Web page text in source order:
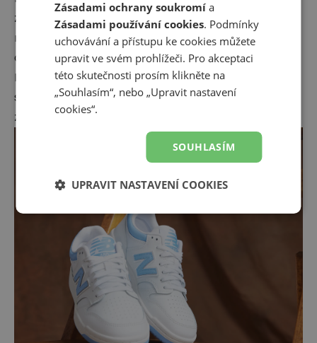
zaručíte svěží a příjemnou vůni a snížíte riziko
množení bakterií. Přípravky stříkejte pouze na čisté
a suché boty!
Mějte v rezervě druhý pár bot! Používejte je
střídavě, abyste dali tlumicím systémům čas na
zotavení. Ano, také to potřebují!
Zásadami ochrany soukromí a
Zásadami používání cookies. Podmínky
uchovávání a přístupu ke cookies můžete
upravit ve svém prohlížeči. Pro akceptaci
této skutečnosti prosím klikněte na
„Souhlasím“, nebo „Upravit nastavení
cookies“.
SOUHLASÍM
UPRAVIT NASTAVENÍ COOKIES